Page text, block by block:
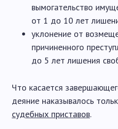
вымогательство
от 1 до 10 лет
уклонение от
причиненного
до 5 лет лишения
Что касается
деяние наказывалось
судебных приставов.